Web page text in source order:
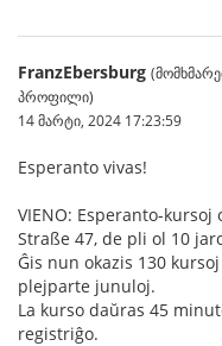
FranzEbersburg
პროფილი)
14 მარტი, 2024 17:23:59
Esperanto vivas!
VIENO: Esperanto-kursoj
Straße 47, de pli ol 10
Ĝis nun okazis 130
plejparte junuloj.
La kurso daŭras 45
registriĝo.